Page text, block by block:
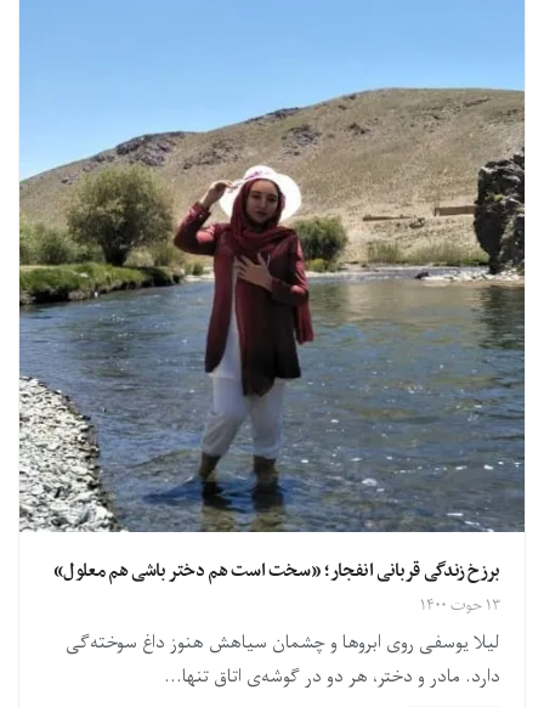
برزخ زندگی قربانی انفجار؛ «سخت است هم دختر باشی هم معلول»
۱۳ حوت ۱۴۰۰
لیلا یوسفی روی ابروها و چشمان سیاهش هنوز داغ سوخته‌گی
دارد. مادر و دختر، هر دو در گوشه‌ی اتاق تنها...